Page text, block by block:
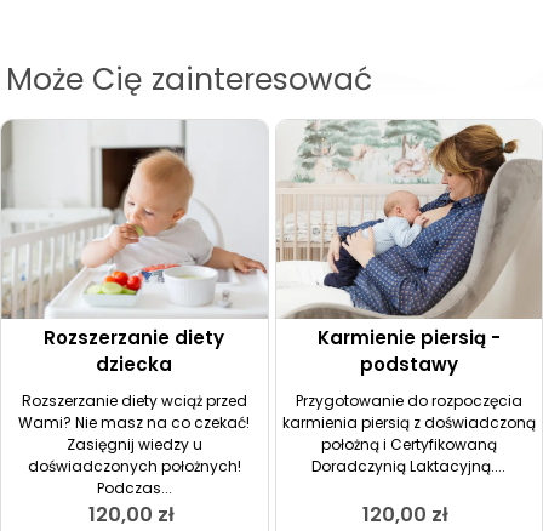
Może Cię zainteresować
Rozszerzanie diety
dziecka
Rozszerzanie diety wciąż przed
Wami? Nie masz na co czekać!
Zasięgnij wiedzy u
doświadczonych położnych!
Podczas...
120,00 zł
Karmienie piersią -
podstawy
Przygotowanie do rozpoczęcia
karmienia piersią z doświadczoną
położną i Certyfikowaną
Doradczynią Laktacyjną....
120,00 zł